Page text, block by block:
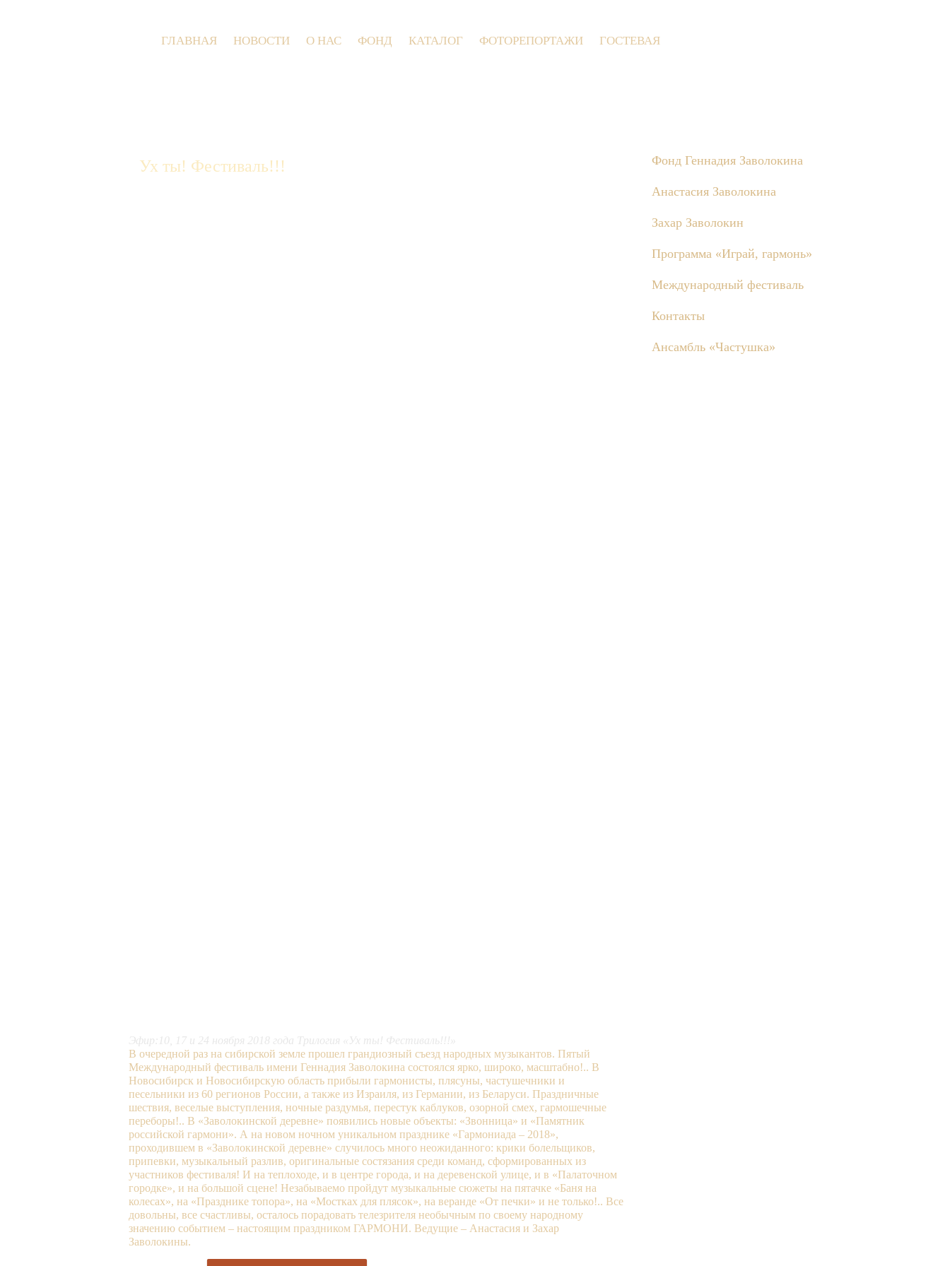
ГЛАВНАЯ НОВОСТИ О НАС ФОНД КАТАЛОГ ФОТОРЕПОРТАЖИ ГОСТЕВАЯ
Ух ты! Фестиваль!!!
Эфир:10, 17 и 24 ноября 2018 года Трилогия «Ух ты! Фестиваль!!!»
В очередной раз на сибирской земле прошел грандиозный съезд народных музыкантов. Пятый
Международный фестиваль имени Геннадия Заволокина состоялся ярко, широко, масштабно!.. В
Новосибирск и Новосибирскую область прибыли гармонисты, плясуны, частушечники и
песельники из 60 регионов России, а также из Израиля, из Германии, из Беларуси. Праздничные
шествия, веселые выступления, ночные раздумья, перестук каблуков, озорной смех, гармошечные
переборы!.. В «Заволокинской деревне» появились новые объекты: «Звонница» и «Памятник
российской гармони». А на новом ночном уникальном празднике «Гармониада – 2018»,
проходившем в «Заволокинской деревне» случилось много неожиданного: крики болельщиков,
припевки, музыкальный разлив, оригинальные состязания среди команд, сформированных из
участников фестиваля! И на теплоходе, и в центре города, и на деревенской улице, и в «Палаточном
городке», и на большой сцене! Незабываемо пройдут музыкальные сюжеты на пятачке «Баня на
колесах», на «Празднике топора», на «Мостках для плясок», на веранде «От печки» и не только!.. Все
довольны, все счастливы, осталось порадовать телезрителя необычным по своему народному
значению событием – настоящим праздником ГАРМОНИ. Ведущие – Анастасия и Захар
Заволокины.
Фонд Геннадия Заволокина
Анастасия Заволокина
Захар Заволокин
Программа «Играй, гармонь»
Международный фестиваль
Контакты
Ансамбль «Частушка»